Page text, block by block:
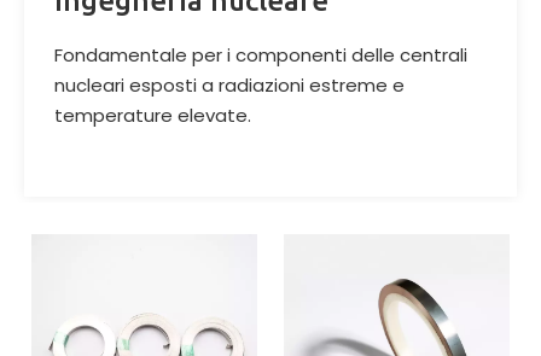
Fondamentale per i componenti delle centrali
nucleari esposti a radiazioni estreme e
temperature elevate.